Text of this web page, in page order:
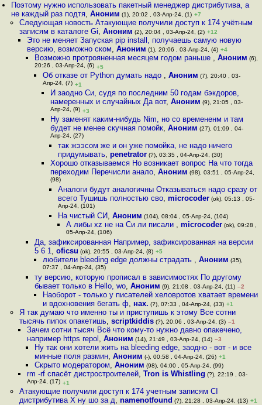
Поэтому нужно использовать пакетный менеджер дистрибутива, а
не каждый раз подтя,Аноним (1), 20:02 , 03-Апр-24, (1) +7
Следующая новость Атакующие получили доступ к 174 учётным
записям в каталоге Gi, Аноним (2), 20:04 , 03-Апр-24, (2) +12
Это не меняет Запуская pip install, получаешь самую новую
версию, возможно ском, Аноним (1), 20:06 , 03-Апр-24, (4) +4
Возможно протрояненная месяцем годом раньше ,Аноним (6),
20:26 , 03-Апр-24, (6) +5
Об отказе от Python думать надо , Аноним (7), 20:40 , 03-
Апр-24, (7) +1
И заодно Си, судя по последним 50 годам бэкдоров,
намеренных и случайных Да вот, Аноним (9), 21:05 , 03-
Апр-24, (9) +3
Ну заменят каким-нибудь Nim, но со времененм и там
будет не менее скучная помойк, Аноним (27), 01:09 , 04-
Апр-24, (27)
так жээсом же и он уже помойка, не надо ничего
придумывать,penetrator (?), 03:35 , 04-Апр-24, (30)
Хорошо отказываемся Но возникает вопрос На что тогда
переходим Перечисли анало, Аноним (98), 03:51 , 05-Апр-24,
(98)
Аналоги будут аналогичны Отказываться надо сразу от
всего Тушишь полностью сво,microcoder (ok), 05:13 , 05-
Апр-24, (101)
На чистый СИ,Аноним (104), 08:04 , 05-Апр-24, (104)
А либы xz не на Си ли писали , microcoder(ok), 09:28 ,
05-Апр-24, (106)
Да, зафиксированная Например, зафиксированная на версии
5 6 1,oficsu (ok), 20:55 , 03-Апр-24, (8) +5
любители bleeding edge должны страдать , Аноним (35),
07:37 , 04-Апр-24, (35)
ту версию, которую прописал в зависимостях По другому
бывает только в Hello, wo,Аноним (9), 21:08 , 03-Апр-24, (11) –2
Наоборот - только у писателей хеловротов хватает времени
и вдохновения бегать ф, нах. (?), 07:33 , 04-Апр-24, (33) +1
Я так думаю что именно ты и приступишь к этому Все сотни
тысячь пипок опакетишь, scriptkiddis(?), 20:06 , 03-Апр-24, (3) –1
Зачем сотни тысяч Всё что кому-то нужно давно опакечено,
например https repol , Аноним (14), 21:49 , 03-Апр-24, (14) –3
Ну так они хотели жить на bleeding edge, заодно - вот - и все
минные поля размин,Аноним (-), 00:58 , 04-Апр-24, (26) +1
Скрыто модератором,Аноним (98), 04:00 , 05-Апр-24, (99)
rm -rf спасёт дистростроителей, Tron is Whistling (?), 22:19 , 03-
Апр-24, (17) +1
Атакующие получили доступ к 174 учетным записям CI
дистрибутива X ну шо за д, namenotfound (?), 21:28 , 03-Апр-24, (13) +1